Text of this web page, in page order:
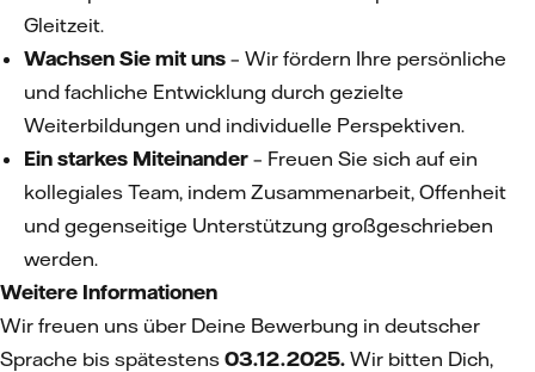
Gleitzeit.
Wachsen Sie mit uns – Wir fördern Ihre persönliche
und fachliche Entwicklung durch gezielte
Weiterbildungen und individuelle Perspektiven.
Ein starkes Miteinander – Freuen Sie sich auf ein
kollegiales Team, indem Zusammenarbeit, Offenheit
und gegenseitige Unterstützung großgeschrieben
werden.
Weitere Informationen
Wir freuen uns über Deine Bewerbung in deutscher
Sprache bis spätestens 03.12.2025. Wir bitten Dich,